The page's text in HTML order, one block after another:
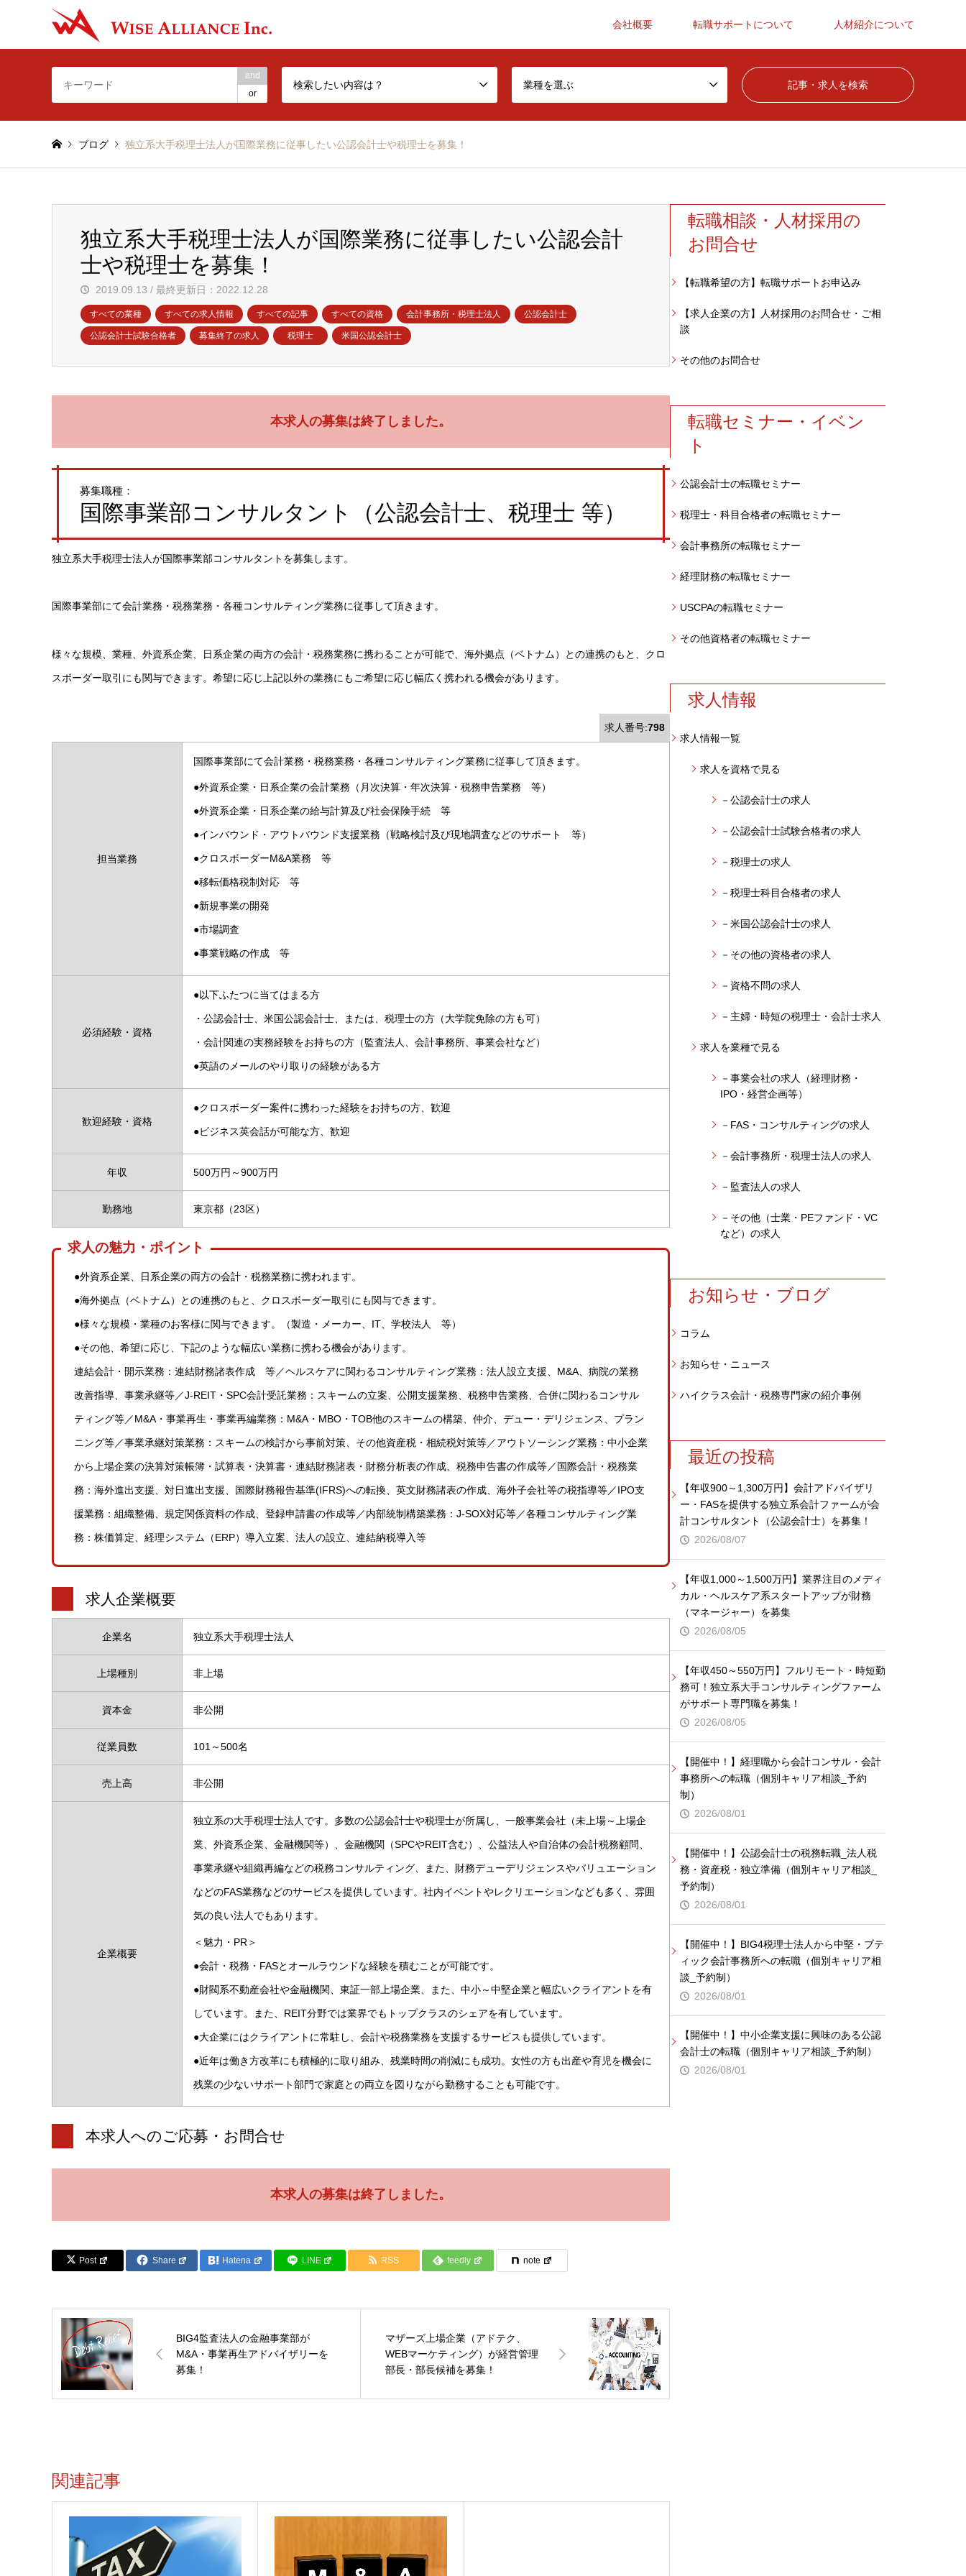
会社概要 転職サポートについて 人材紹介について
and
or
検索したい内容は？ 業種を選ぶ
ブログ 独立系大手税理士法人が国際業務に従事したい公認会計士や税理士を募集！
独立系大手税理士法人が国際業務に従事したい公認会計
士や税理士を募集！
2019.09.13 / 最終更新日：2022.12.28
すべての業種 すべての求人情報 すべての記事 すべての資格 会計事務所・税理士法人 公認会計士
公認会計士試験合格者 募集終了の求人 税理士 米国公認会計士
本求人の募集は終了しました。
募集職種：
国際事業部コンサルタント（公認会計士、税理士 等）
独立系大手税理士法人が国際事業部コンサルタントを募集します。
国際事業部にて会計業務・税務業務・各種コンサルティング業務に従事して頂きます。
様々な規模、業種、外資系企業、日系企業の両方の会計・税務業務に携わることが可能で、海外拠点（ベトナム）との連携のもと、クロ
スボーダー取引にも関与できます。希望に応じ上記以外の業務にもご希望に応じ幅広く携われる機会があります。
求人番号:798
担当業務
国際事業部にて会計業務・税務業務・各種コンサルティング業務に従事して頂きます。
●外資系企業・日系企業の会計業務（月次決算・年次決算・税務申告業務 等）
●外資系企業・日系企業の給与計算及び社会保険手続 等
●インバウンド・アウトバウンド支援業務（戦略検討及び現地調査などのサポート 等）
●クロスボーダーM&A業務 等
●移転価格税制対応 等
●新規事業の開発
●市場調査
●事業戦略の作成 等
必須経験・資格
●以下ふたつに当てはまる方
・公認会計士、米国公認会計士、または、税理士の方（大学院免除の方も可）
・会計関連の実務経験をお持ちの方（監査法人、会計事務所、事業会社など）
●英語のメールのやり取りの経験がある方
歓迎経験・資格
●クロスボーダー案件に携わった経験をお持ちの方、歓迎
●ビジネス英会話が可能な方、歓迎
年収 500万円～900万円
勤務地 東京都（23区）
求人の魅力・ポイント
●外資系企業、日系企業の両方の会計・税務業務に携われます。
●海外拠点（ベトナム）との連携のもと、クロスボーダー取引にも関与できます。
●様々な規模・業種のお客様に関与できます。（製造・メーカー、IT、学校法人 等）
●その他、希望に応じ、下記のような幅広い業務に携わる機会があります。
連結会計・開示業務：連結財務諸表作成 等／ヘルスケアに関わるコンサルティング業務：法人設立支援、M&A、病院の業務
改善指導、事業承継等／J-REIT・SPC会計受託業務：スキームの立案、公開支援業務、税務申告業務、合併に関わるコンサル
ティング等／M&A・事業再生・事業再編業務：M&A・MBO・TOB他のスキームの構築、仲介、デュー・デリジェンス、プラン
ニング等／事業承継対策業務：スキームの検討から事前対策、その他資産税・相続税対策等／アウトソーシング業務：中小企業
から上場企業の決算対策帳簿・試算表・決算書・連結財務諸表・財務分析表の作成、税務申告書の作成等／国際会計・税務業
務：海外進出支援、対日進出支援、国際財務報告基準(IFRS)への転換、英文財務諸表の作成、海外子会社等の税指導等／IPO支
援業務：組織整備、規定関係資料の作成、登録申請書の作成等／内部統制構築業務：J-SOX対応等／各種コンサルティング業
務：株価算定、経理システム（ERP）導入立案、法人の設立、連結納税導入等
求人企業概要
企業名 独立系大手税理士法人
上場種別 非上場
資本金 非公開
従業員数 101～500名
売上高 非公開
企業概要
独立系の大手税理士法人です。多数の公認会計士や税理士が所属し、一般事業会社（未上場～上場企
業、外資系企業、金融機関等）、金融機関（SPCやREIT含む）、公益法人や自治体の会計税務顧問、
事業承継や組織再編などの税務コンサルティング、また、財務デューデリジェンスやバリュエーション
などのFAS業務などのサービスを提供しています。社内イベントやレクリエーションなども多く、雰囲
気の良い法人でもあります。
＜魅力・PR＞
●会計・税務・FASとオールラウンドな経験を積むことが可能です。
●財閥系不動産会社や金融機関、東証一部上場企業、また、中小～中堅企業と幅広いクライアントを有
しています。また、REIT分野では業界でもトップクラスのシェアを有しています。
●大企業にはクライアントに常駐し、会計や税務業務を支援するサービスも提供しています。
●近年は働き方改革にも積極的に取り組み、残業時間の削減にも成功。女性の方も出産や育児を機会に
残業の少ないサポート部門で家庭との両立を図りながら勤務することも可能です。
本求人へのご応募・お問合せ
本求人の募集は終了しました。
Post Share Hatena LINE RSS feedly note
BIG4監査法人の金融事業部が
M&A・事業再生アドバイザリーを
募集！
マザーズ上場企業（アドテク、
WEBマーケティング）が経営管理
部長・部長候補を募集！
関連記事
転職相談・人材採用の
お問合せ
【転職希望の方】転職サポートお申込み
【求人企業の方】人材採用のお問合せ・ご相
談
その他のお問合せ
転職セミナー・イベン
ト
公認会計士の転職セミナー
税理士・科目合格者の転職セミナー
会計事務所の転職セミナー
経理財務の転職セミナー
USCPAの転職セミナー
その他資格者の転職セミナー
求人情報
求人情報一覧
求人を資格で見る
－公認会計士の求人
－公認会計士試験合格者の求人
－税理士の求人
－税理士科目合格者の求人
－米国公認会計士の求人
－その他の資格者の求人
－資格不問の求人
－主婦・時短の税理士・会計士求人
求人を業種で見る
－事業会社の求人（経理財務・
IPO・経営企画等）
－FAS・コンサルティングの求人
－会計事務所・税理士法人の求人
－監査法人の求人
－その他（士業・PEファンド・VC
など）の求人
お知らせ・ブログ
コラム
お知らせ・ニュース
ハイクラス会計・税務専門家の紹介事例
最近の投稿
【年収900～1,300万円】会計アドバイザリ
ー・FASを提供する独立系会計ファームが会
計コンサルタント（公認会計士）を募集！
2026/08/07
【年収1,000～1,500万円】業界注目のメディ
カル・ヘルスケア系スタートアップが財務
（マネージャー）を募集
2026/08/05
【年収450～550万円】フルリモート・時短勤
務可！独立系大手コンサルティングファーム
がサポート専門職を募集！
2026/08/05
【開催中！】経理職から会計コンサル・会計
事務所への転職（個別キャリア相談_予約
制）
2026/08/01
【開催中！】公認会計士の税務転職_法人税
務・資産税・独立準備（個別キャリア相談_
予約制）
2026/08/01
【開催中！】BIG4税理士法人から中堅・ブテ
ィック会計事務所への転職（個別キャリア相
談_予約制）
2026/08/01
【開催中！】中小企業支援に興味のある公認
会計士の転職（個別キャリア相談_予約制）
2026/08/01